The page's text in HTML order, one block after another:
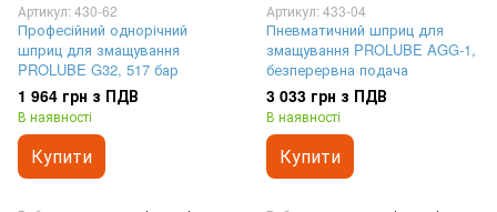
Артикул: 430-62
Професійний однорічний
шприц для змащування
PROLUBE G32, 517 бар
1 964 грн з ПДВ
В наявності
Купити
Артикул: 433-04
Пневматичний шприц для
змащування PROLUBE AGG-1,
безперервна подача
3 033 грн з ПДВ
В наявності
Купити